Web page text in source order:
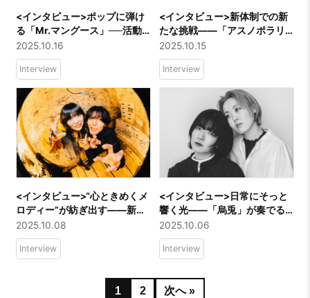
<インタビュー>ポップに弾け
る「Mr.マングース」──活動5
周年とこれから
2025.10.16
Interview
<インタビュー>新体制での新
たな挑戦――「アスノポラリ
ス」が照らす未来を深堀り！
2025.10.15
Interview
<インタビュー>“心ときめくメ
ロディー”が紡ぎ出す――新進
気鋭「Seskimo」の物語
2025.10.08
Interview
<インタビュー>日常にそっと
響く光――「烏兎」が奏でる
旋律の足跡
2025.10.06
Interview
1 2 次へ »